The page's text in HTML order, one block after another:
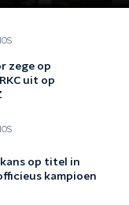
zege op
uit op
op titel in
kampioen